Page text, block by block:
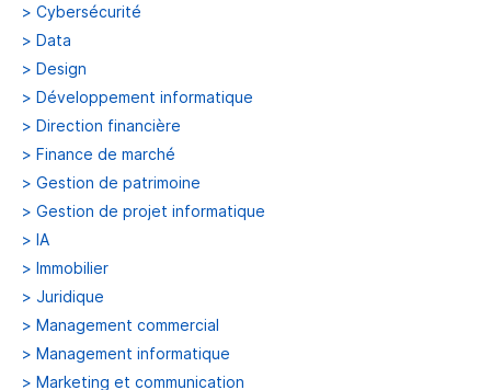
> Cybersécurité
> Data
> Design
> Développement informatique
> Direction financière
> Finance de marché
> Gestion de patrimoine
> Gestion de projet informatique
> IA
> Immobilier
> Juridique
> Management commercial
> Management informatique
> Marketing et communication